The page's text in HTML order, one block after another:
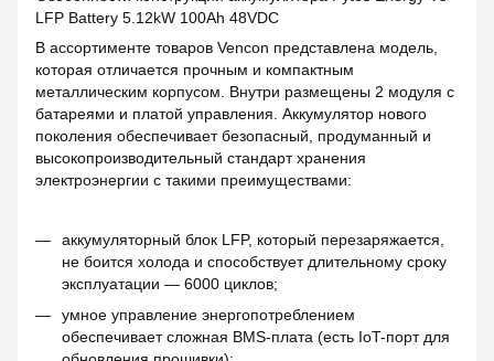
LFP Battery 5.12kW 100Ah 48VDC
В ассортименте товаров Vencon представлена модель,
которая отличается прочным и компактным
металлическим корпусом. Внутри размещены 2 модуля с
батареями и платой управления. Аккумулятор нового
поколения обеспечивает безопасный, продуманный и
высокопроизводительный стандарт хранения
электроэнергии с такими преимуществами:
аккумуляторный блок LFP, который перезаряжается,
не боится холода и способствует длительному сроку
эксплуатации — 6000 циклов;
умное управление энергопотреблением
обеспечивает сложная BMS-плата (есть IoT-порт для